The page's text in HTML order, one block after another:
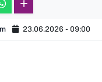
23.06.2026 - 09:00